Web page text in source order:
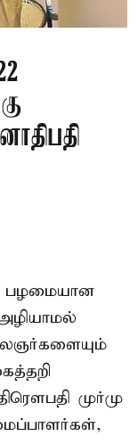
பழமையான
முர்மு